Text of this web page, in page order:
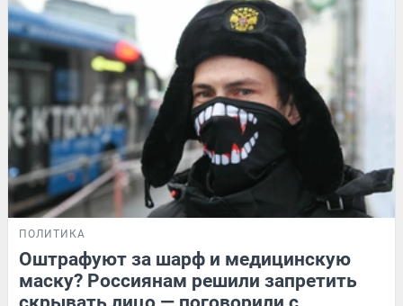
ПОЛИТИКА
Оштрафуют за шарф и медицинскую
маску? Россиянам решили запретить